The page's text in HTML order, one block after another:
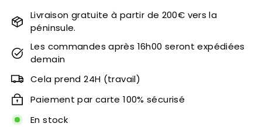
Livraison gratuite à partir de 200€ vers la
péninsule.
Les commandes après 16h00 seront expédiées
demain
Cela prend 24H (travail)
Paiement par carte 100% sécurisé
En stock